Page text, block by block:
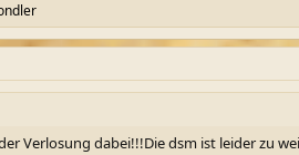
Verlosung dabei!!!Die dsm ist leider zu